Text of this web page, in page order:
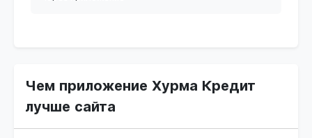
Чем приложение Хурма Кредит
лучше сайта